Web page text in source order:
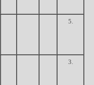
5.
3.